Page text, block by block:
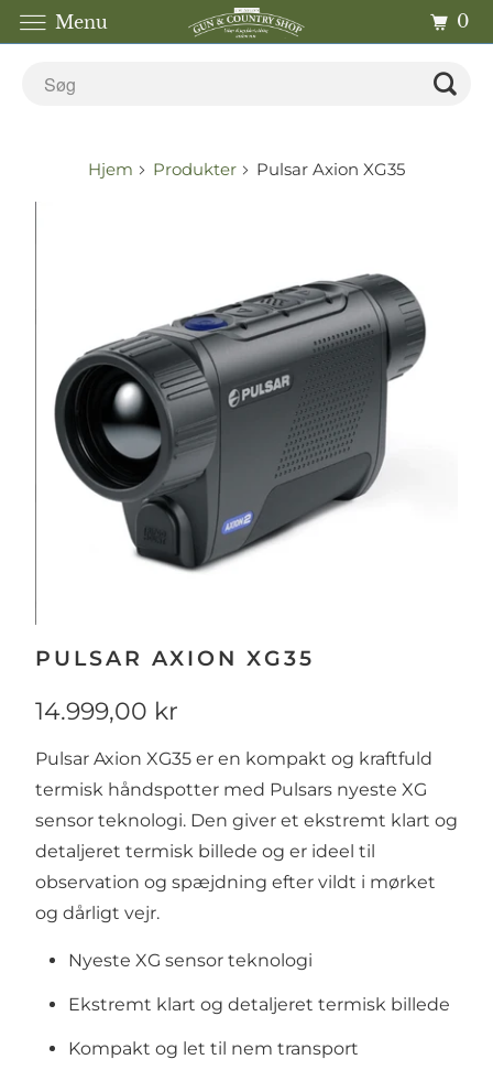
Hjem Produkter Pulsar Axion XG35
PULSAR AXION XG35
14.999,00 kr
Pulsar Axion XG35 er en kompakt og kraftfuld
termisk håndspotter med Pulsars nyeste XG
sensor teknologi. Den giver et ekstremt klart og
detaljeret termisk billede og er ideel til
observation og spæjdning efter vildt i mørket
og dårligt vejr.
Nyeste XG sensor teknologi
Ekstremt klart og detaljeret termisk billede
Kompakt og let til nem transport
Menu 0